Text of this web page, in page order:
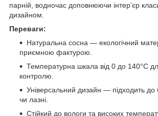
парній, водночас доповнюючи інтер’єр
дизайном.
Переваги:
Натуральна сосна — екологічний
приємною фактурою.
Температурна шкала від 0 до 140°C
контролю.
Універсальний дизайн — підходить до
чи лазні.
Стійкий до вологи та високих